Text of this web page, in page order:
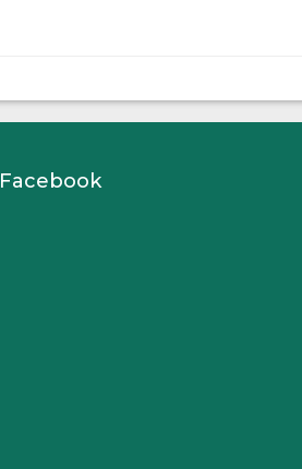
Facebook